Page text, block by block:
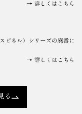
→ 詳しくはこちら
ピネル）シリーズの廃番に
→ 詳しくはこちら
る